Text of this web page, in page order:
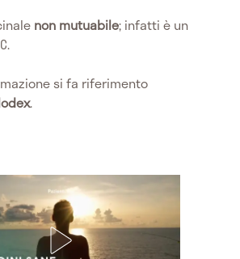
non mutuabile; infatti è un
si fa riferimento
.